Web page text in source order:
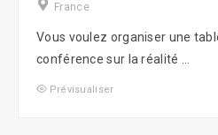
France
Vous voulez organiser une
conférence sur la réalité ...
Prévisualiser